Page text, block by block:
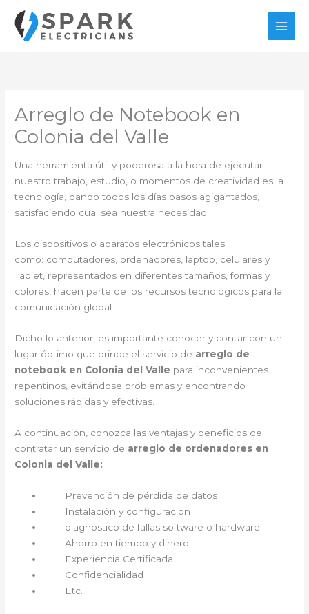
contenido
Arreglo de Notebook en
Colonia del Valle
Una herramienta útil y poderosa a la hora de ejecutar
nuestro trabajo, estudio, o momentos de creatividad es la
tecnología, dando todos los días pasos agigantados,
satisfaciendo cual sea nuestra necesidad.
Los dispositivos o aparatos electrónicos tales
como: computadores, ordenadores, laptop, celulares y
Tablet, representados en diferentes tamaños, formas y
colores, hacen parte de los recursos tecnológicos para la
comunicación global.
Dicho lo anterior, es importante conocer y contar con un
lugar óptimo que brinde el servicio de arreglo de
notebook en Colonia del Valle para inconvenientes
repentinos, evitándose problemas y encontrando
soluciones rápidas y efectivas.
A continuación, conozca las ventajas y beneficios de
contratar un servicio de arreglo de ordenadores en
Colonia del Valle:
Prevención de pérdida de datos
Instalación y configuración
diagnóstico de fallas software o hardware.
Ahorro en tiempo y dinero
Experiencia Certificada
Confidencialidad
Etc.